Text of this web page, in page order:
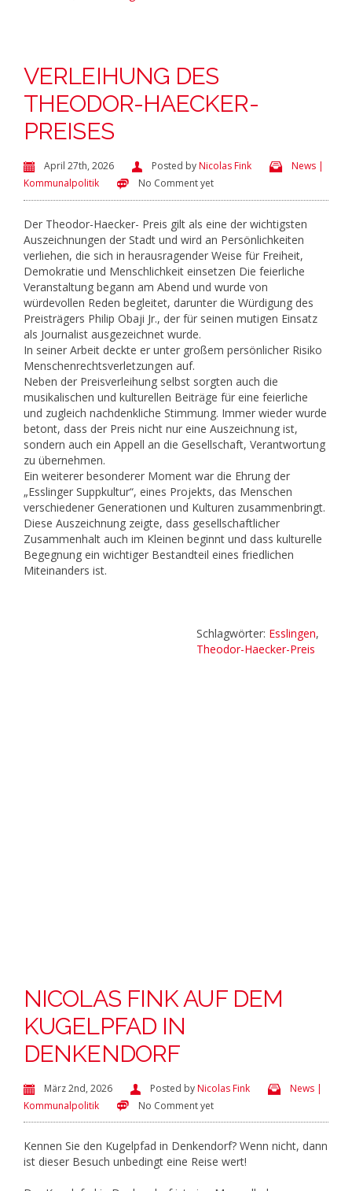
VERLEIHUNG DES
THEODOR-HAECKER-
PREISES
April 27th, 2026 Posted byNicolas Fink
News |
Kommunalpolitik
No Comment yet
Der Theodor-Haecker- Preis gilt als eine der wichtigsten
Auszeichnungen der Stadt und wird an Persönlichkeiten
verliehen, die sich in herausragender Weise für Freiheit,
Demokratie und Menschlichkeit einsetzen Die feierliche
Veranstaltung begann am Abend und wurde von
würdevollen Reden begleitet, darunter die Würdigung des
Preisträgers Philip Obaji Jr., der für seinen mutigen Einsatz
als Journalist ausgezeichnet wurde.
In seiner Arbeit deckte er unter großem persönlicher Risiko
Menschenrechtsverletzungen auf.
Neben der Preisverleihung selbst sorgten auch die
musikalischen und kulturellen Beiträge für eine feierliche
und zugleich nachdenkliche Stimmung. Immer wieder wurde
betont, dass der Preis nicht nur eine Auszeichnung ist,
sondern auch ein Appell an die Gesellschaft, Verantwortung
zu übernehmen.
Ein weiterer besonderer Moment war die Ehrung der
„Esslinger Suppkultur“, eines Projekts, das Menschen
verschiedener Generationen und Kulturen zusammenbringt.
Diese Auszeichnung zeigte, dass gesellschaftlicher
Zusammenhalt auch im Kleinen beginnt und dass kulturelle
Begegnung ein wichtiger Bestandteil eines friedlichen
Miteinanders ist.
Schlagwörter: Esslingen,
Theodor-Haecker-Preis
NICOLAS FINK AUF DEM
KUGELPFAD IN
DENKENDORF
März 2nd, 2026 Posted byNicolas Fink
News |
Kommunalpolitik
No Comment yet
Kennen Sie den Kugelpfad in Denkendorf? Wenn nicht, dann
ist dieser Besuch unbedingt eine Reise wert!